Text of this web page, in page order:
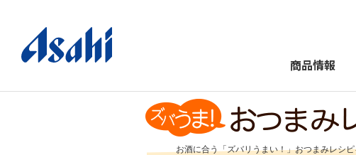
商品情報
お酒に合う「ズバリうまい！」おつまみレシ